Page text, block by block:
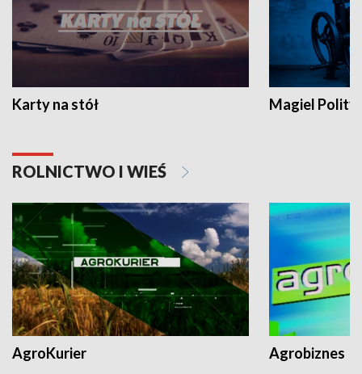
Karty na stół Magiel
ROLNICTWO I WIEŚ
AgroKurier Agrobiznes